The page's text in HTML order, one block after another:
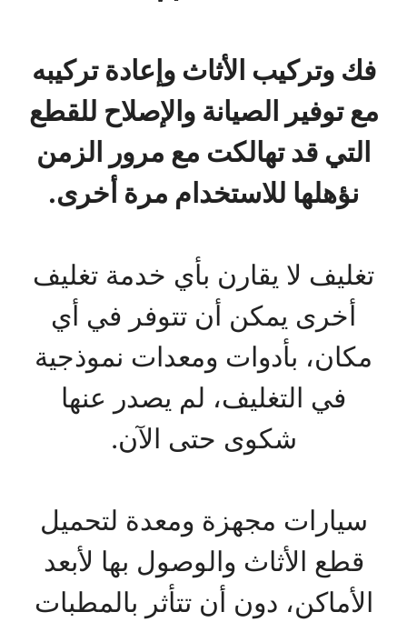
فك وتركيب الأثاث وإعادة تركيبه
مع توفير الصيانة والإصلاح للقطع
التي قد تهالكت مع مرور الزمن
نؤهلها للاستخدام مرة أخرى.
تغليف لا يقارن بأي خدمة تغليف
أخرى يمكن أن تتوفر في أي
مكان، بأدوات ومعدات نموذجية
في التغليف، لم يصدر عنها
شكوى حتى الآن.
سيارات مجهزة ومعدة لتحميل
قطع الأثاث والوصول بها لأبعد
الأماكن، دون أن تتأثر بالمطبات